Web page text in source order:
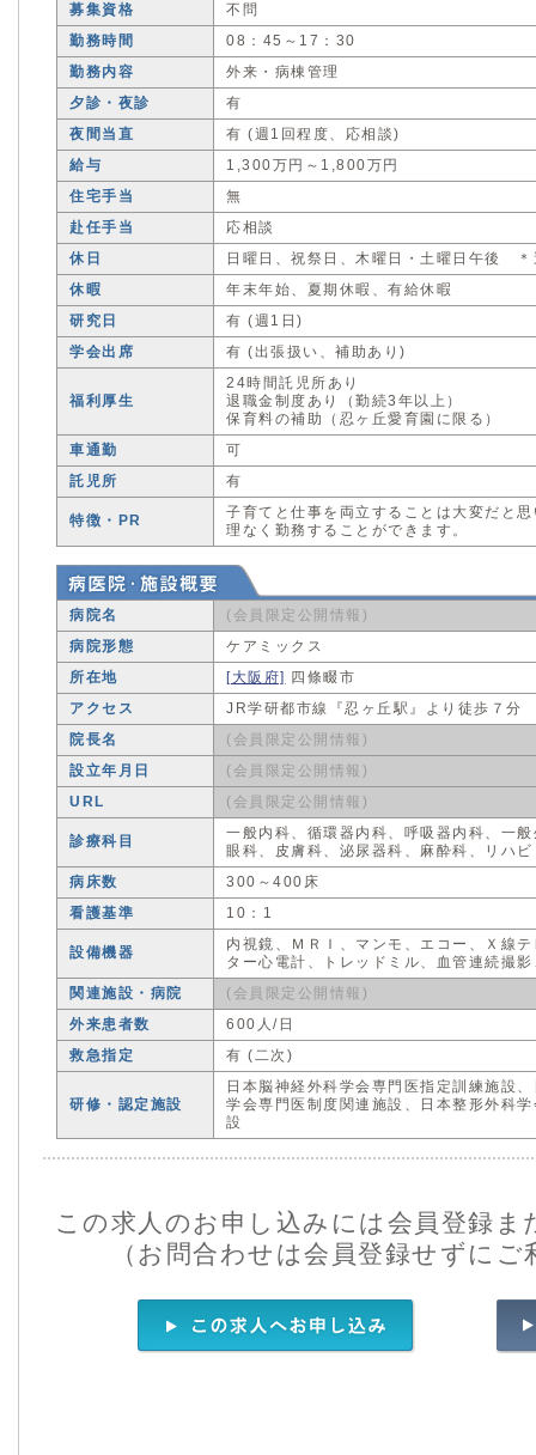
募集資格
不問
勤務時間
08：45～17：30
勤務内容
外来・病棟管理
夕診・夜診
有
夜間当直
有 (週1回程度、応相談)
給与
1,300万円～1,800万円
住宅手当
無
赴任手当
応相談
休日
日曜日、祝祭日、木曜日・土曜日午後
休暇
年末年始、夏期休暇、有給休暇
研究日
有 (週1日)
学会出席
有 (出張扱い、補助あり)
福利厚生
24時間託児所あり
退職金制度あり（勤続3年以上）
保育料の補助（忍ヶ丘愛育園に限る）
車通勤
可
託児所
有
特徴・PR
子育てと仕事を両立することは大変だと
理なく勤務することができます。
病院名
(会員限定公開情報)
病院形態
ケアミックス
所在地
[大阪府]
四條畷市
アクセス
JR学研都市線『忍ヶ丘駅』より徒歩７分
院長名
(会員限定公開情報)
設立年月日
(会員限定公開情報)
URL
(会員限定公開情報)
診療科目
一般内科、循環器内科、呼吸器内科、一
眼科、皮膚科、泌尿器科、麻酔科、リハ
病床数
300～400床
看護基準
10：1
設備機器
内視鏡、ＭＲＩ、マンモ、エコー、Ｘ線
ター心電計、トレッドミル、血管連続撮
関連施設・病院
(会員限定公開情報)
外来患者数
600人/日
救急指定
有 (二次)
研修・認定施設
日本脳神経外科学会専門医指定訓練施設
学会専門医制度関連施設、日本整形外科
設
この求人のお申し込みには会員登録
（お問合わせは会員登録せずに